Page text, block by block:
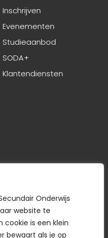
Onderwijs
website te
cookie is een klein
bewaart als je op
Inschrijven
Evenementen
Studieaanbod
SODA+
Klantendiensten